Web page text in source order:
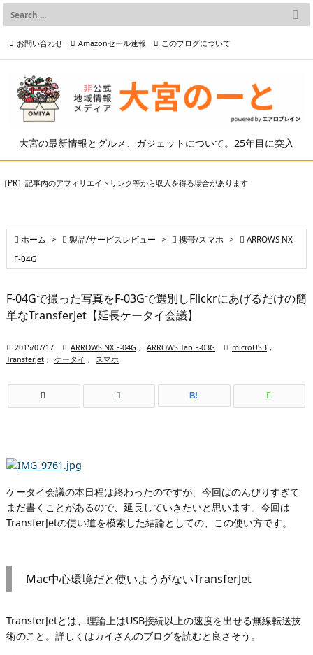
大宮の最新情報とグルメ、ガジェットについて。25年目に突入

メニュー

検索
お問い合わせ Amazonセール速報 このブログについて
プライバシーポリシー等
［PR］記事内のアフィリエイトリンク等から収入を得る場合があります
 ホーム >  製品/サービスレビュー >  携帯/スマホ >  ARROWS NX
F-04G
F-04Gで撮った写真をF-03Gで選別しFlickrにあげるだけの簡
単なTransferJet【延長ケータイ会議】
 2015/07/17  ARROWS NX F-04G , ARROWS Tab F-03G  microUSB ,
TransferJet , ケータイ , スマホ
B!
ケータイ会議の本日程は終わったのですが、今回はのんびりすぎて
まだ書くことがあるので、延長していきたいと思います。今回は
TransferJetの使い道を模索した結論としての、この使い方です。
Mac中心環境だと使いようがないTransferJet
TransferJetとは、理論上はUSB接続以上の速度を出せる無線転送技
術のこと。詳しくはカイさんのブログを読むと良さそう。